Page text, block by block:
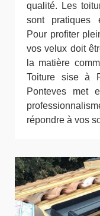
qualité. Les
sont pratiques
Pour profiter
vos velux doit
la matière
Toiture sise à
Ponteves met
répondre à vos